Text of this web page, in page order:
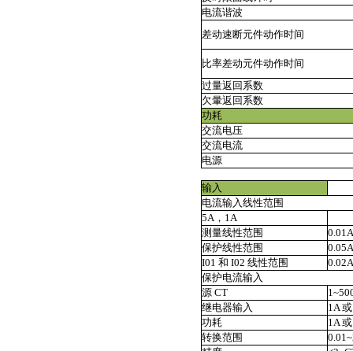
电流谐波
差动速断元件动作时间
比率差动元件动作时间
过量返回系数
欠暈返回系数
功耗
交流电压
交流电流
电源
输入
电流输入线性范围
5A，1A
测量线性范围
保护线性范围
I01 和 I02 线性范围
保护电流输入
源 CT
继电器输入
1A
功耗
1A
转换范围